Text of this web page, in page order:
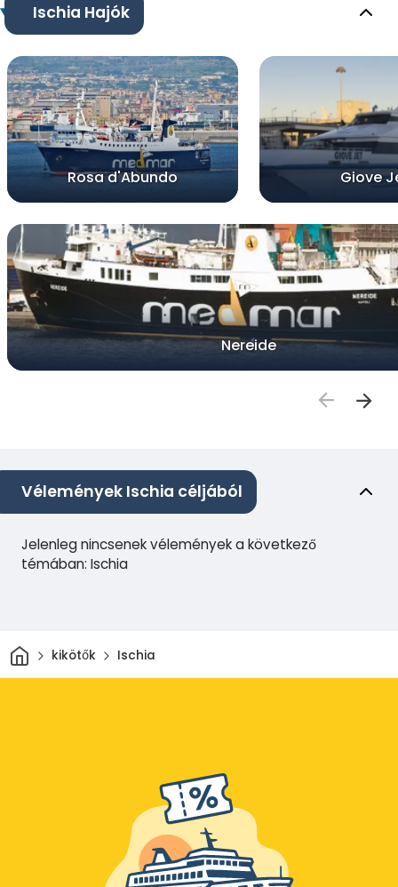
Ischia Hajók
Rosa d'Abundo Giove
Nereide
Vélemények Ischia céljából
Jelenleg nincsenek vélemények a következő
témában: Ischia
Otthon
kikötők Ischia